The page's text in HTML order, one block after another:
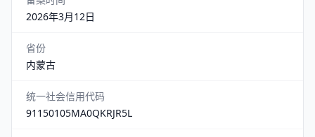
2026年3月12日
省份
内蒙古
统一社会信用代码
91150105MA0QKRJR5L